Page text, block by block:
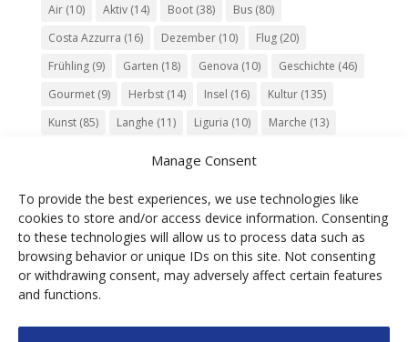
Manage Consent
To provide the best experiences, we use technologies like
cookies to store and/or access device information. Consenting
to these technologies will allow us to process data such as
browsing behavior or unique IDs on this site. Not consenting
or withdrawing consent, may adversely affect certain features
and functions.
Air(10) Aktiv(14) Boot(38) Bus(80)
Costa Azzurra (16) Dezember(10) Flug(20)
Frühling(9) Garten (18) Genova (10) Geschichte (46)
Gourmet(9) Herbst(14) Insel (16) Kultur(135)
Kunst(85) Langhe (11) Liguria (10) Marche (13)
Piemonte(15) Puglia(12) Religion(22) Roma(47)
Sardegna(20) September(9) Torino(12)
Tradition(26) Veneto(12) Verona(11) Wein(31)
Wine(30)